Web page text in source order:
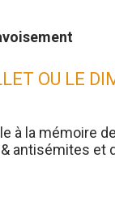
OU LE
à la mémoire
antisémites et